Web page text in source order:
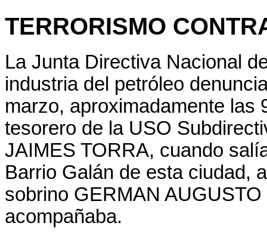
TERRORISMO
La Junta Directiva Nacional
industria del petróleo
marzo, aproximadamente las
tesorero de la USO
JAIMES TORRA, cuando
Barrio Galán de esta ciudad,
sobrino GERMAN
acompañaba.